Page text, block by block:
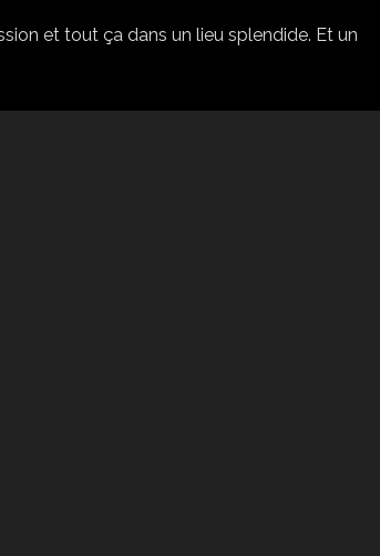
et tout ça dans un lieu splendide. Et un